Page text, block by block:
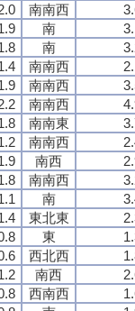
南南西
南
南
南南西
南南西
南南西
南南東
南南西
南西
南南西
南
東北東
東
西北西
南西
西南西